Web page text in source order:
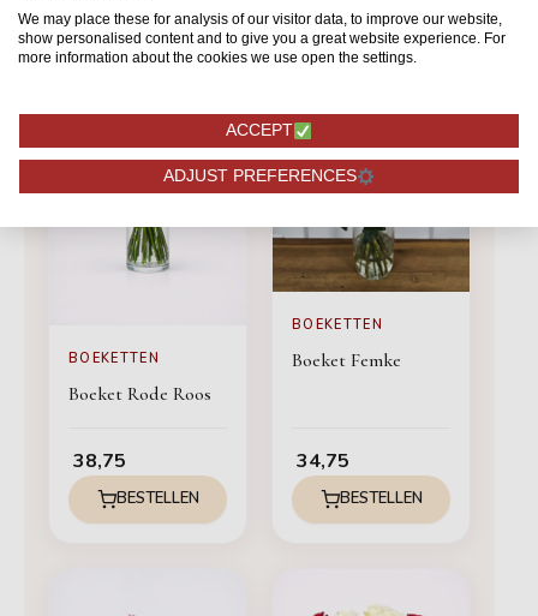
BOEKETTEN
Boeket Rode Roos
38,75
BESTELLEN
BOEKETTEN
Boeket Femke
34,75
BESTELLEN
We may place these for analysis of our visitor data, to improve our website,
show personalised content and to give you a great website experience. For
more information about the cookies we use open the settings.
ACCEPT
ADJUST PREFERENCES